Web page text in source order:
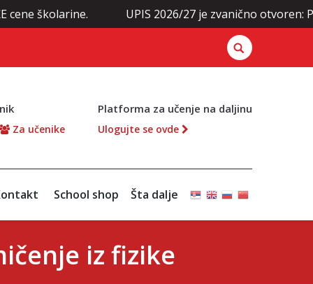
UPIS 2026/27 je zvanično otvoren: Prijavite
Za učenike
Platforma za učenje na daljinu
Ulogujte se ovde
School shop Šta dalje
iz fizike